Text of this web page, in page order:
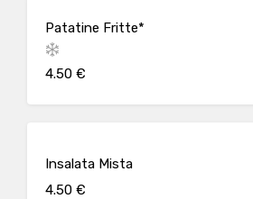
Patatine Fritte*
4.50 €
Insalata Mista
4.50 €